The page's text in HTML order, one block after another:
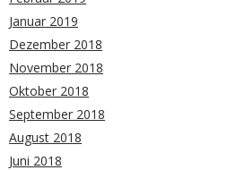
Januar 2019
Dezember 2018
November 2018
Oktober 2018
September 2018
August 2018
Juni 2018